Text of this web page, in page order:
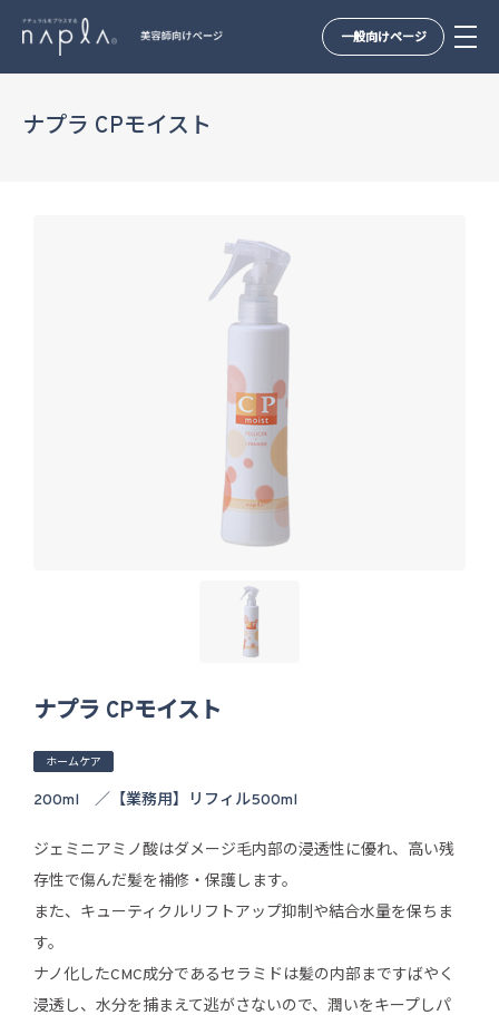
一般向けページ
ナプラ CPモイスト
ナプラ CPモイスト
ホームケア
200ml ／【業務用】リフィル500ml
ジェミニアミノ酸はダメージ毛内部の浸透性に優れ、高い残
存性で傷んだ髪を補修・保護します。
また、キューティクルリフトアップ抑制や結合水量を保ちま
す。
ナノ化したCMC成分であるセラミドは髪の内部まですばやく
浸透し、水分を捕まえて逃がさないので、潤いをキープしパ